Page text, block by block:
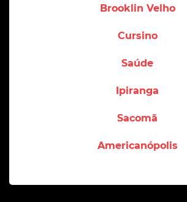
Brooklin Velho
Cursino
Saúde
Ipiranga
Sacomã
Americanópolis